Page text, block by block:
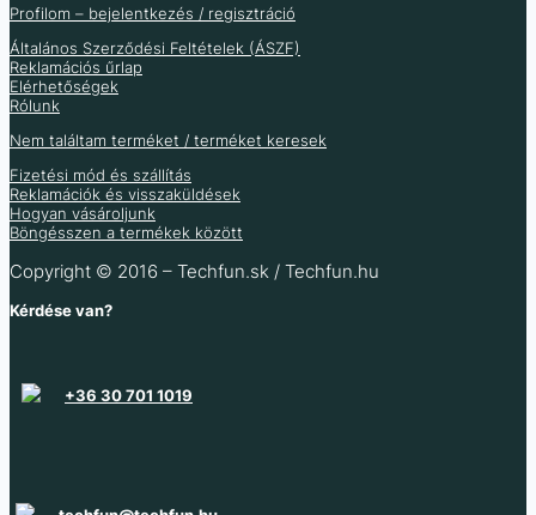
Több variáció raktáron
Több információ
4 542Ft
(ÁFA nélkül
Profilom – bejelentkezés / regisztráció
Általános Szerződési Feltételek (ÁSZF)
Reklamációs űrlap
Elérhetőségek
Rólunk
Nem találtam terméket / terméket keresek
Fizetési mód és szállítás
Reklamációk és visszaküldések
Hogyan vásároljunk
Böngésszen a termékek között
Copyright © 2016 – Techfun.sk / Techfun.hu
Kérdése van?
+36 30 701 1019